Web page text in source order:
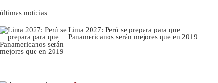
últimas noticias
Lima 2027: Perú se prepara para que
Panamericanos serán mejores que en 2019